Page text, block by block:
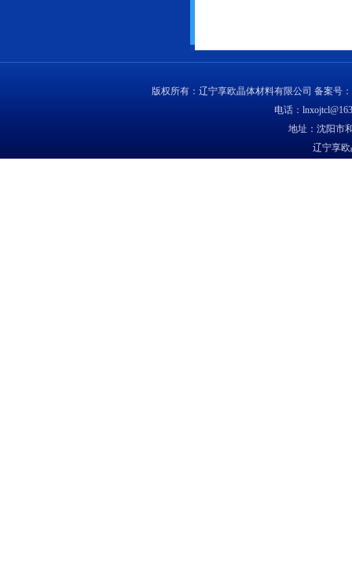
版权所有：辽宁享欧晶体材料有限公司 备案号：
电话：
地址：沈阳市
辽宁享